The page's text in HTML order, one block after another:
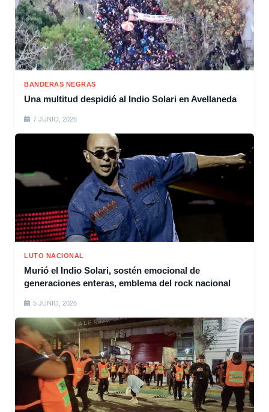
BANDERAS NEGRAS
Una multitud despidió al Indio Solari en Avellaneda
7 JUNIO, 2026
LUTO NACIONAL
Murió el Indio Solari, sostén emocional de
generaciones enteras, emblema del rock nacional
5 JUNIO, 2026